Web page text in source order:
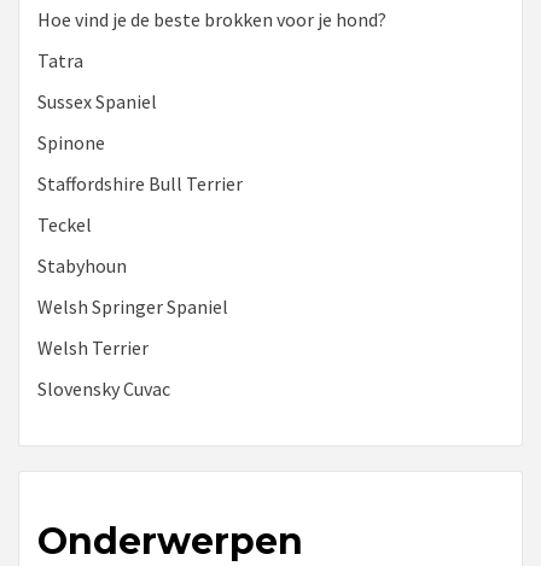
Hoe vind je de beste brokken voor je hond?
Tatra
Sussex Spaniel
Spinone
Staffordshire Bull Terrier
Teckel
Stabyhoun
Welsh Springer Spaniel
Welsh Terrier
Slovensky Cuvac
Onderwerpen